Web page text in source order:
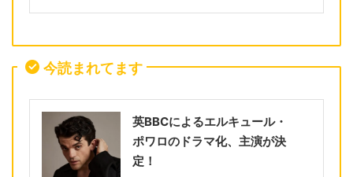
今読まれてます
英BBCによるエルキュール・
ポワロのドラマ化、主演が決
定！